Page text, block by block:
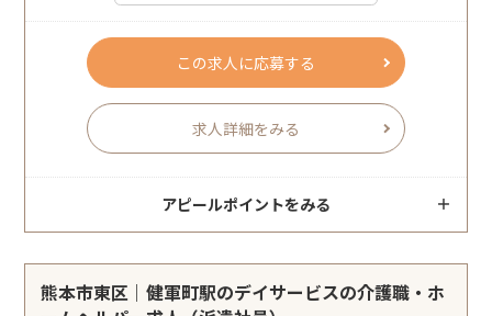
この求人に応募する
求人詳細をみる
アピールポイントをみる
熊本市東区｜健軍町駅のデイサービスの介護職・ホ